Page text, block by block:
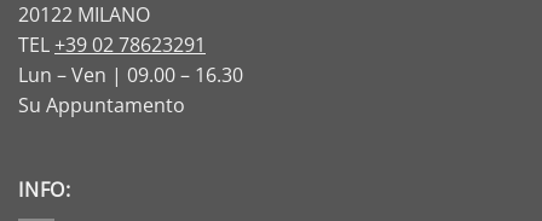
20122 MILANO
TEL+39 02 78623291
Lun – Ven | 09.00 – 16.30
Su Appuntamento
INFO: